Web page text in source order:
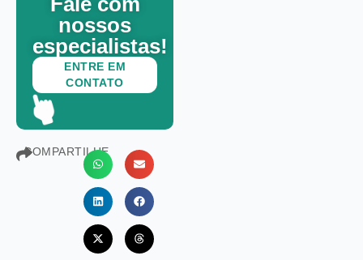
nossos
especialistas!
ENTRE EM
CONTATO
COMPARTILHE